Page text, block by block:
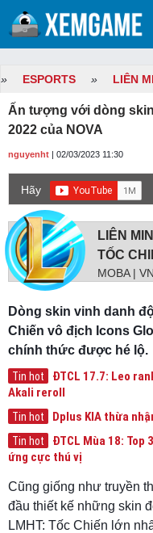
» ESPORTS » LIÊN
Ấn tượng với dòng
2022 của NOVA
nguyenht | 02/03/2023 11:30
Hãy
game mới hơn nhé!
LIÊN
TỐC
MOBA |
Dòng skin vinh danh
Chiến vô địch Icons
chính thức được hé lộ.
Tin hot
ĐTCL 17.7: Leo
Akali reroll
Tin hot Dplus KIA thừa
Tin hot
ĐTCL Mùa 18: Top
ứng cực thú vị
Cũng giống như truyền
đầu thiết kế những skin
LMHT: Tốc Chiến lớn